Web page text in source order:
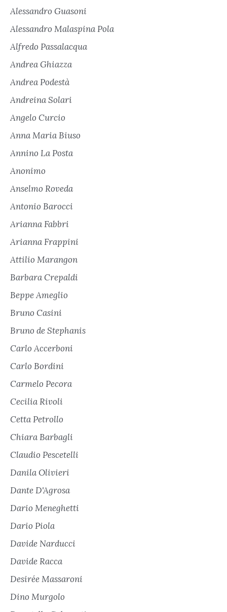
Alessandro Guasoni
Alessandro Malaspina Pola
Alfredo Passalacqua
Andrea Ghiazza
Andrea Podestà
Andreina Solari
Angelo Curcio
Anna Maria Biuso
Annino La Posta
Anonimo
Anselmo Roveda
Antonio Barocci
Arianna Fabbri
Arianna Frappini
Attilio Marangon
Barbara Crepaldi
Beppe Ameglio
Bruno Casini
Bruno de Stephanis
Carlo Accerboni
Carlo Bordini
Carmelo Pecora
Cecilia Rivoli
Cetta Petrollo
Chiara Barbagli
Claudio Pescetelli
Danila Olivieri
Dante D'Agrosa
Dario Meneghetti
Dario Piola
Davide Narducci
Davide Racca
Desirée Massaroni
Dino Murgolo